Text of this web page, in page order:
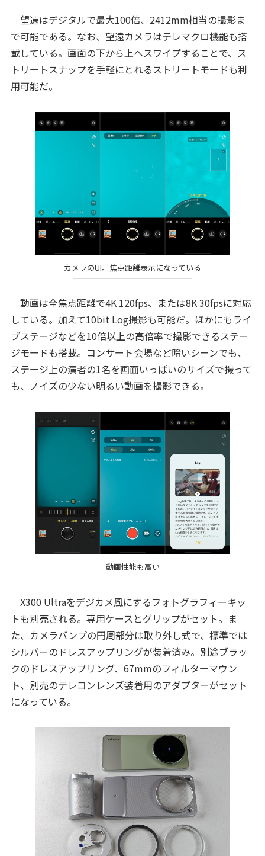
望遠はデジタルで最大100倍、2412mm相当の撮影ま
で可能である。なお、望遠カメラはテレマクロ機能も搭
載している。画面の下から上へスワイプすることで、ス
トリートスナップを手軽にとれるストリートモードも利
用可能だ。
カメラのUI。焦点距離表示になっている
動画は全焦点距離で4K 120fps、または8K 30fpsに対応
している。加えて10bit Log撮影も可能だ。ほかにもライ
ブステージなどを10倍以上の高倍率で撮影できるステー
ジモードも搭載。コンサート会場など暗いシーンでも、
ステージ上の演者の1名を画面いっぱいのサイズで撮って
も、ノイズの少ない明るい動画を撮影できる。
動画性能も高い
X300 Ultraをデジカメ風にするフォトグラフィーキッ
トも別売される。専用ケースとグリップがセット。ま
た、カメラバンプの円周部分は取り外し式で、標準では
シルバーのドレスアップリングが装着済み。別途ブラッ
クのドレスアップリング、67mmのフィルターマウン
ト、別売のテレコンレンズ装着用のアダプターがセット
になっている。